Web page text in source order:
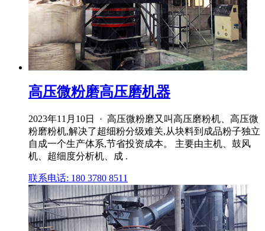
高压微粉磨高压磨机器
2023年11月10日 · 高压微粉磨又叫高压磨粉机、高压微
粉磨粉机,解决了超细粉分级难关,从块料到成品粉子独立
自成一个生产体系,节省投资成本。 主要由主机、鼓风
机、超细度分析机、成 .
联系电话: 180 3780 8511